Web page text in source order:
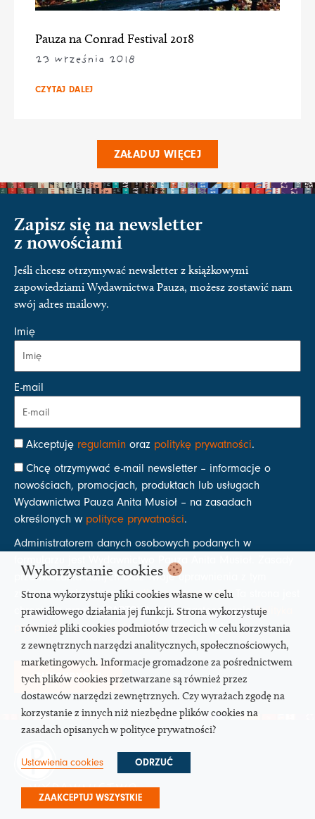
Pauza na Conrad Festival 2018
23 września 2018
CZYTAJ DALEJ
ZAŁADUJ WIĘCEJ
Zapisz się na newsletter
z nowościami
Jeśli chcesz otrzymywać newsletter z książkowymi
zapowiedziami Wydawnictwa Pauza, możesz zostawić nam
swój adres mailowy.
Imię
E-mail
Akceptuję regulamin oraz politykę prywatności.
Chcę otrzymywać e-mail newsletter – informacje o
nowościach, promocjach, produktach lub usługach
Wydawnictwa Pauza Anita Musioł – na zasadach
określonych w polityce prywatności.
Administratorem danych osobowych podanych w
formularzu jest Wydawnictwo Pauza Anita Musioł. Zasady
przetwarzania danych oraz Twoje uprawnienia z tym
związane opisane są wpolityce prywatności. Ta strona jest
chroniona przez reCAPTCHA. Mają zastosowaniePolityka
prywatnościorazRegulamin serwisuGoogle.
SUBSKRYBUJ
WYDAWNICTWO
PAUZA
Wykorzystanie cookies
Strona wykorzystuje pliki cookies własne w celu
prawidłowego działania jej funkcji. Strona wykorzystuje
również pliki cookies podmiotów trzecich w celu korzystania
z zewnętrznych narzędzi analitycznych, społecznościowych,
marketingowych. Informacje gromadzone za pośrednictwem
tych plików cookies przetwarzane są również przez
dostawców narzędzi zewnętrznych. Czy wyrażach zgodę na
korzystanie z innych niż niezbędne plików cookies na
zasadach opisanych w polityce prywatności?
Ustawienia cookies ODRZUĆ
ZAAKCEPTUJ WSZYSTKIE